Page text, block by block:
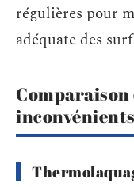
régulières pour
adéquate des
Comparaison
inconvénients